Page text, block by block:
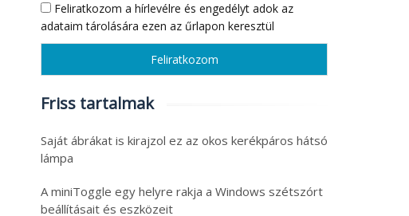
Feliratkozom a hírlevélre és engedélyt adok az
adataim tárolására ezen az űrlapon keresztül
Friss tartalmak
Saját ábrákat is kirajzol ez az okos kerékpáros hátsó
lámpa
A miniToggle egy helyre rakja a Windows szétszórt
beállításait és eszközeit